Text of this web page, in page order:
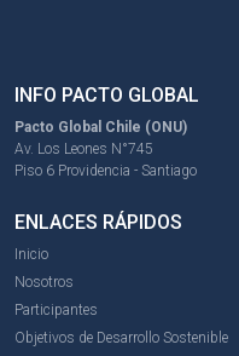
INFO PACTO GLOBAL
Pacto Global Chile (ONU)
Av. Los Leones N°745
Piso 6 Providencia - Santiago
ENLACES RÁPIDOS
Inicio
Nosotros
Participantes
Objetivos de Desarrollo Sostenible